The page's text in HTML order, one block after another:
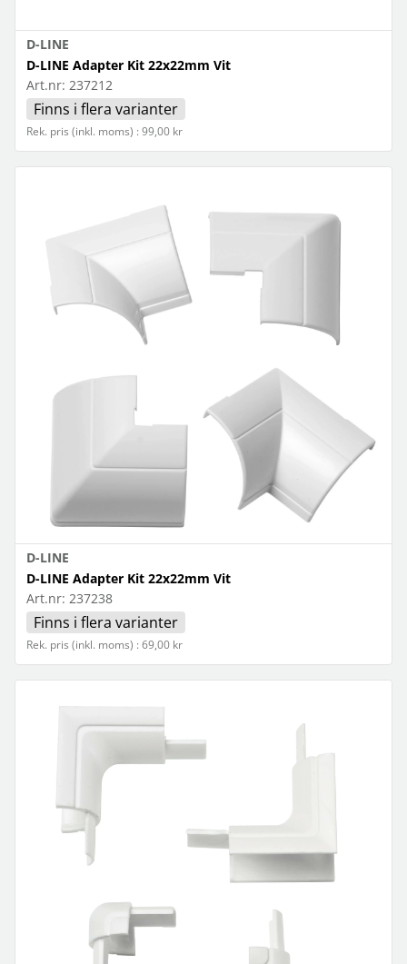
D-LINE
D-LINE Adapter Kit 22x22mm Vit
Art.nr: 237212
Finns i flera varianter
Rek. pris (inkl. moms) : 99,00 kr
D-LINE
D-LINE Adapter Kit 22x22mm Vit
Art.nr: 237238
Finns i flera varianter
Rek. pris (inkl. moms) : 69,00 kr